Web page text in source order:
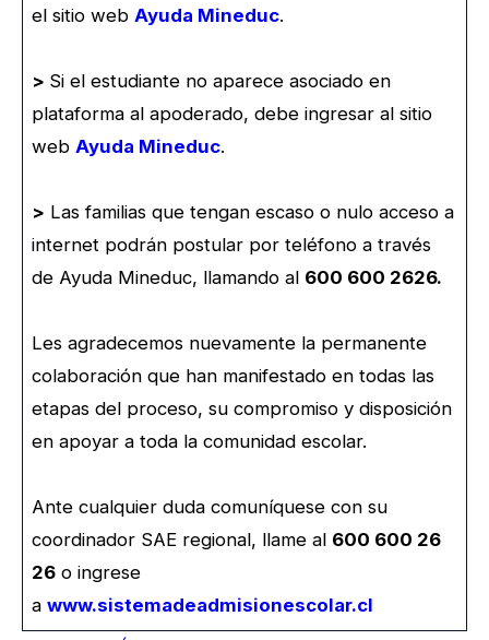
el sitio webAyuda Mineduc.
> Si el estudiante no aparece asociado en
plataforma al apoderado, debe ingresar al sitio
webAyuda Mineduc.
> Las familias que tengan escaso o nulo acceso a
internet podrán postular por teléfono a través
de Ayuda Mineduc, llamando al 600 600 2626.
Les agradecemos nuevamente la permanente
colaboración que han manifestado en todas las
etapas del proceso, su compromiso y disposición
en apoyar a toda la comunidad escolar.
Ante cualquier duda comuníquese con su
coordinador SAE regional, llame al 600 600 26
26 o ingrese
awww.sistemadeadmisionescolar.cl